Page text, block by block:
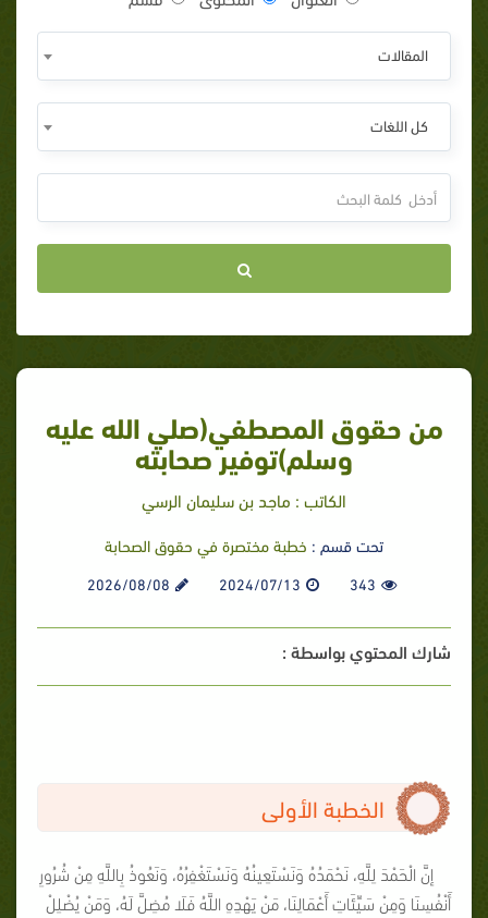
المقالات
كل اللغات
من حقوق المصطفي(صلي الله عليه
وسلم)توفير صحابته
الكاتب : ماجد بن سليمان الرسي
تحت قسم : خطبة مختصرة في حقوق الصحابة
343
2024/07/13
2026/08/08
شارك المحتوي بواسطة :
الخطبة الأولى
إنَّ الْحَمْدَ لِلَّهِ، نَحْمَدُهُ وَنَسْتَعِينُهُ وَنَسْتَغْفِرُهُ، وَنَعُوذُ بِاللَّهِ مِنْ شُرُورِ
أَنْفُسِنَا وَمِنْ سَيِّئَاتِ أَعْمَالِنَا، مَنْ يَهْدِهِ اللَّهُ فَلَا مُضِلَّ لَهُ، وَمَنْ يُضْلِلْ